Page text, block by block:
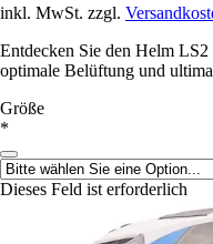
inkl. MwSt. zzgl.
Entdecken Sie den Helm
optimale Belüftung und
Größe
*
Dieses Feld ist erforderlich